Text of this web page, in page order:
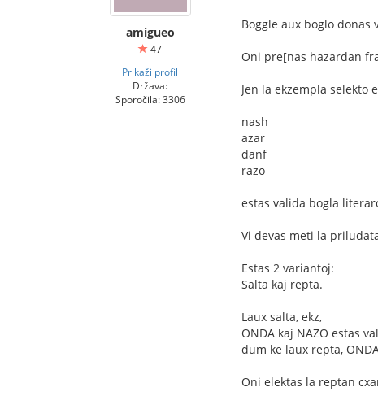
amigueo
47
Prikaži profil
Država:
Sporočila: 3306
Boggle aux boglo
Oni pre[nas hazardan
Jen la ekzempla selekto
nash
azar
danf
razo
estas valida bogla
Vi devas meti la
Estas 2 variantoj:
Salta kaj repta.
Laux salta, ekz,
ONDA kaj NAZO estas
dum ke laux repta,
Oni elektas la reptan